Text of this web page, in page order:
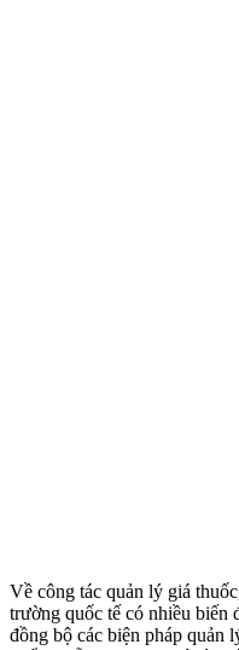
Về công tác quản lý giá
trường quốc tế có nhiều biến
đồng bộ các biện pháp quản